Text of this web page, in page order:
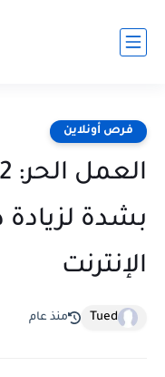
فرص أونلاين
بشدة
الإنترنت
Tued منذ عام